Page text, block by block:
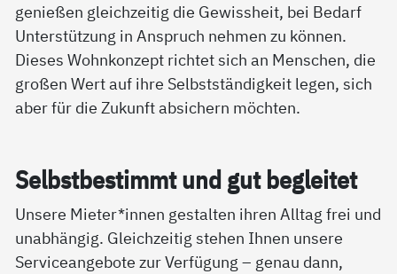
genießen gleichzeitig die Gewissheit, bei Bedarf
Unterstützung in Anspruch nehmen zu können.
Dieses Wohnkonzept richtet sich an Menschen, die
großen Wert auf ihre Selbstständigkeit legen, sich
aber für die Zukunft absichern möchten.
Selbst­be­stimmt und gut be­g­lei­tet
Unsere Mieter*innen gestalten ihren Alltag frei und
unabhängig. Gleichzeitig stehen Ihnen unsere
Serviceangebote zur Verfügung – genau dann,